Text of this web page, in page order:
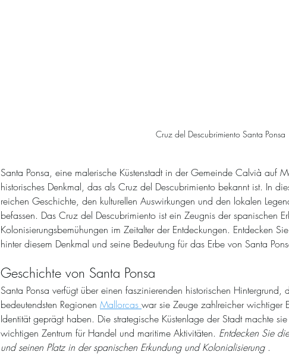
Cruz del Descubrimiento Santa Ponsa
Santa Ponsa, eine malerische Küstenstadt in der Gemeinde Calvià auf
historisches Denkmal, das als Cruz del Descubrimiento bekannt ist. In
reichen Geschichte, den kulturellen Auswirkungen und den lokalen
befassen. Das Cruz del Descubrimiento ist ein Zeugnis der spanischen
Kolonisierungsbemühungen im Zeitalter der Entdeckungen. Entdecken
hinter diesem Denkmal und seine Bedeutung für das Erbe von Santa
Geschichte von Santa Ponsa
Santa Ponsa verfügt über einen faszinierenden historischen Hintergrund,
bedeutendsten Regionen Mallorcas war sie Zeuge zahlreicher wichtiger
Identität geprägt haben. Die strategische Küstenlage der Stadt machte
wichtigen Zentrum für Handel und maritime Aktivitäten. Entdecken Sie
und seinen Platz in der spanischen Erkundung und Kolonialisierung .